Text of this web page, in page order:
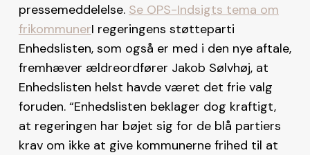
pressemeddelelse. Se OPS-Indsigts tema om
frikommunerI regeringens støtteparti
Enhedslisten, som også er med i den nye aftale,
fremhæver ældreordfører Jakob Sølvhøj, at
Enhedslisten helst havde været det frie valg
foruden. “Enhedslisten beklager dog kraftigt,
at regeringen har bøjet sig for de blå partiers
krav om ikke at give kommunerne frihed til at